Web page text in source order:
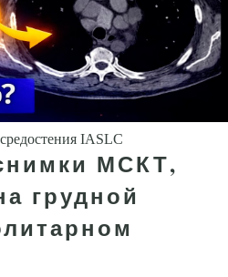
IASLC
МСКТ,
грудной